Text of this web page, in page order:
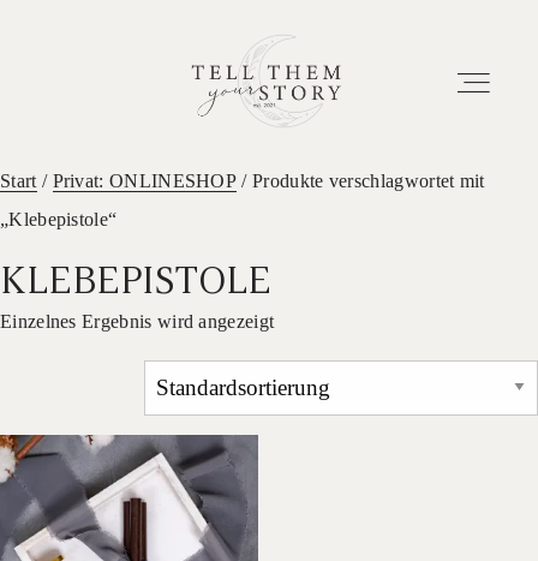
ETWAS ÜBER UNS
Start / Privat: ONLINESHOP / Produkte verschlagwortet mit
„Klebepistole“
KLEBEPISTOLE
Einzelnes Ergebnis wird angezeigt